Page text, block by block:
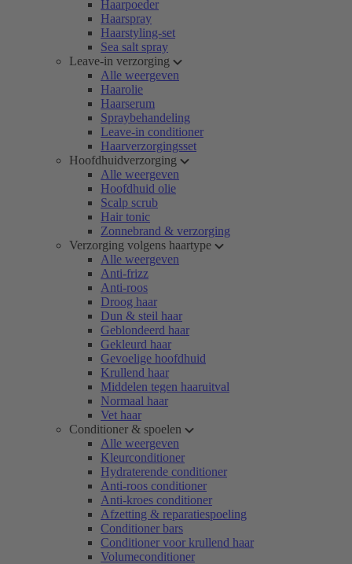
Haarpoeder
Haarspray
Haarstyling-set
Sea salt spray
Leave-in verzorging
Alle weergeven
Haarolie
Haarserum
Spraybehandeling
Leave-in conditioner
Haarverzorgingsset
Hoofdhuidverzorging
Alle weergeven
Hoofdhuid olie
Scalp scrub
Hair tonic
Zonnebrand & verzorging
Verzorging volgens haartype
Alle weergeven
Anti-frizz
Anti-roos
Droog haar
Dun & steil haar
Geblondeerd haar
Gekleurd haar
Gevoelige hoofdhuid
Krullend haar
Middelen tegen haaruitval
Normaal haar
Vet haar
Conditioner & spoelen
Alle weergeven
Kleurconditioner
Hydraterende conditioner
Anti-roos conditioner
Anti-kroes conditioner
Afzetting & reparatiespoeling
Conditioner bars
Conditioner voor krullend haar
Volumeconditioner